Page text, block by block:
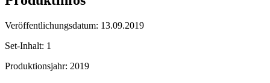
Veröffentlichungsdatum: 13.09.2019
Set-Inhalt: 1
Produktionsjahr: 2019